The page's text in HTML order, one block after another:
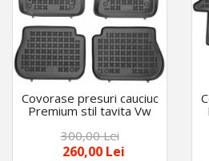
Covorase presuri cauciuc
Premium stil tavita Vw
300,00 Lei
260,00 Lei